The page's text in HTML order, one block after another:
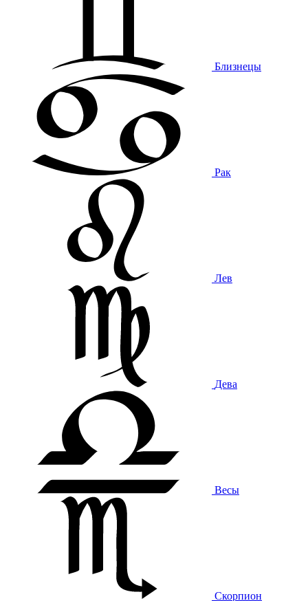
Близнецы
Рак
Лев
Дева
Весы
Скорпион